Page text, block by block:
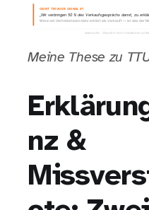
Meine These zu
nz &